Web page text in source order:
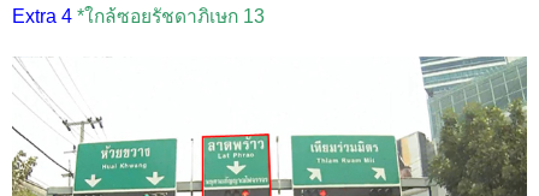
Extra 4 *ใกล้ซอยรัชดาภิเษก 13